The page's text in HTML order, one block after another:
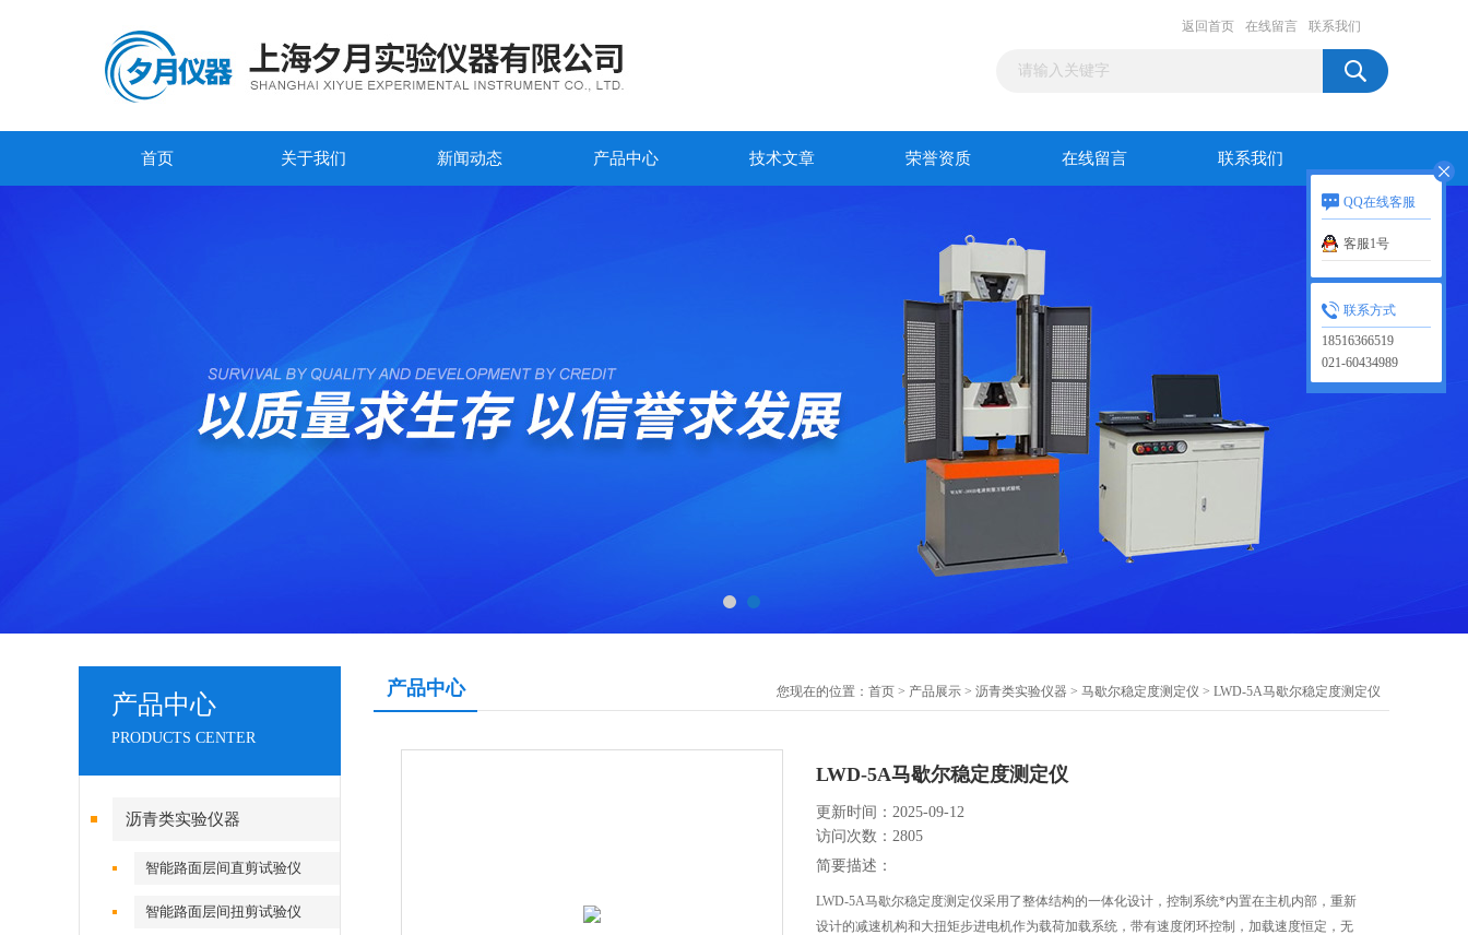
返回首页 在线留言 联系我们
首页 关于我们 新闻动态 产品中心 技术文章 荣誉资质 在线留言 联系我们
产品中心 您现在的位置： 首页 > 产品展示 > 沥青类实验仪器 > 马歇尔稳定度测定仪 > LWD-5A马歇尔稳定度测定仪
LWD-5A马歇尔稳定度测定仪
更新时间：2025-09-12
访问次数：2805
简要描述：
LWD-5A马歇尔稳定度测定仪采用了整体结构的一体化设计，控制系统*内置在主机内部，重新
设计的减速机构和大扭矩步进电机作为载荷加载系统，带有速度闭环控制，加载速度恒定，无
产品中心
PRODUCTS CENTER
沥青类实验仪器
智能路面层间直剪试验仪
智能路面层间扭剪试验仪
QQ在线客服
客服1号
联系方式
18516366519
021-60434989